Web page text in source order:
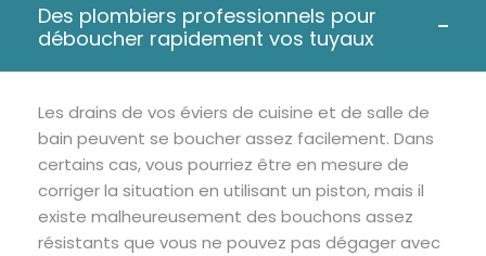
Des plombiers professionnels pour
déboucher rapidement vos tuyaux
Les drains de vos éviers de cuisine et de salle de
bain peuvent se boucher assez facilement. Dans
certains cas, vous pourriez être en mesure de
corriger la situation en utilisant un piston, mais il
existe malheureusement des bouchons assez
résistants que vous ne pouvez pas dégager avec